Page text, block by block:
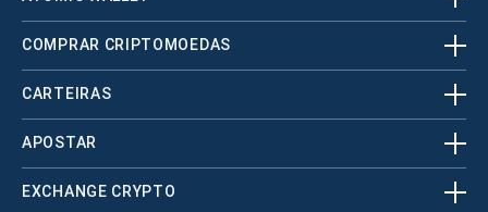
COMPRAR CRIPTOMOEDAS
CARTEIRAS
APOSTAR
EXCHANGE CRYPTO